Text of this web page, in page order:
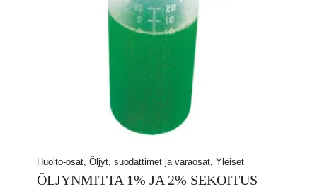
Huolto-osat, Öljyt, suodattimet ja varaosat, Yleiset
ÖLJYNMITTA 1% JA 2% SEKOITUS